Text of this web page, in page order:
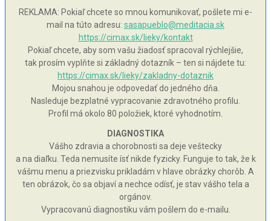
REKLAMA: Pokiaľ chcete so mnou komunikovať, pošlete mi e-
mail na túto adresu: sasapueblo@meditacia.sk
https://cimax.sk/lieky/kontakt
Pokiaľ chcete, aby som vašu žiadosť spracoval rýchlejšie,
tak prosím vyplňte si základný dotazník – ten si nájdete tu:
https://cimax.sk/lieky/zakladny-dotaznik
Mojou snahou je odpovedať do jedného dňa.
Nasleduje bezplatné vypracovanie zdravotného profilu.
Profil má okolo 80 položiek, ktoré vyhodnotím.
DIAGNOSTIKA
Vášho zdravia a chorobnosti sa deje veštecky
a na diaľku. Teda nemusíte ísť nikde fyzicky. Funguje to tak, že k
vášmu menu a priezvisku prikladám v hlave obrázky chorôb. A
ten obrázok, čo sa objaví a nechce odísť, je stav vášho tela a
orgánov.
Vypracovanú diagnostiku vám pošlem do e-mailu.